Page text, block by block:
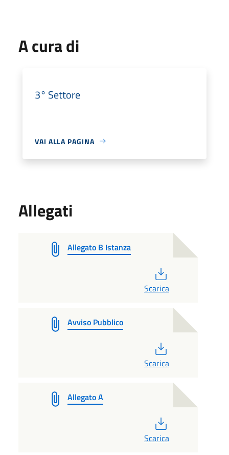
A cura di
3° Settore
VAI ALLA PAGINA
Allegati
Allegato B Istanza
Scarica
Avviso Pubblico
Scarica
Allegato A
Scarica